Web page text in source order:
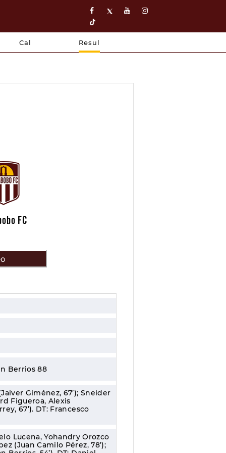
Cal Resul
FC
Berrios 88
Giménez, 67’); Sneider
Figueroa, Alexis
67’). DT: Francesco
Lucena, Yohandry Orozco
(Juan Camilo Pérez, 78’);